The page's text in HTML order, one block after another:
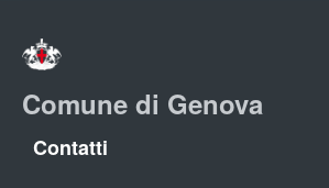
Comune di Genova
Contatti